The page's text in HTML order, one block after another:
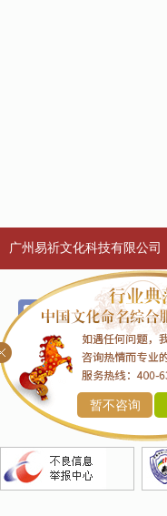
广州易祈文化科技有限公司
暂不咨询
个名服务
改名服务
商标命名
产品命名
企业命名